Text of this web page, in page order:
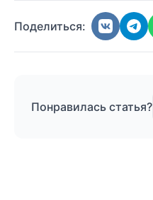
Поделиться:
Понравилась статья?